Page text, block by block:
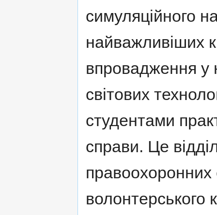
симуляційного
найважливіших
впровадження у
світових
студентами
справи. Це
правоохоронних
волонтерського